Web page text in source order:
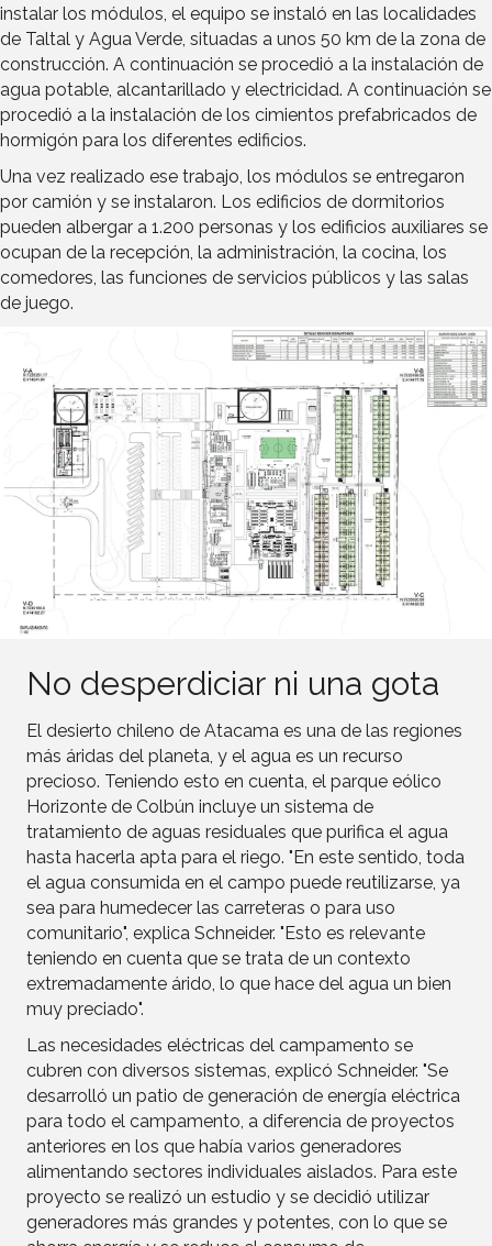
instalar los módulos, el equipo se instaló en las localidades
de Taltal y Agua Verde, situadas a unos 50 km de la zona de
construcción. A continuación se procedió a la instalación de
agua potable, alcantarillado y electricidad. A continuación se
procedió a la instalación de los cimientos prefabricados de
hormigón para los diferentes edificios.
Una vez realizado ese trabajo, los módulos se entregaron
por camión y se instalaron. Los edificios de dormitorios
pueden albergar a 1.200 personas y los edificios auxiliares se
ocupan de la recepción, la administración, la cocina, los
comedores, las funciones de servicios públicos y las salas
de juego.
No desperdiciar ni una gota
El desierto chileno de Atacama es una de las regiones
más áridas del planeta, y el agua es un recurso
precioso. Teniendo esto en cuenta, el parque eólico
Horizonte de Colbún incluye un sistema de
tratamiento de aguas residuales que purifica el agua
hasta hacerla apta para el riego. "En este sentido, toda
el agua consumida en el campo puede reutilizarse, ya
sea para humedecer las carreteras o para uso
comunitario", explica Schneider. "Esto es relevante
teniendo en cuenta que se trata de un contexto
extremadamente árido, lo que hace del agua un bien
muy preciado".
Las necesidades eléctricas del campamento se
cubren con diversos sistemas, explicó Schneider. "Se
desarrolló un patio de generación de energía eléctrica
para todo el campamento, a diferencia de proyectos
anteriores en los que había varios generadores
alimentando sectores individuales aislados. Para este
proyecto se realizó un estudio y se decidió utilizar
generadores más grandes y potentes, con lo que se